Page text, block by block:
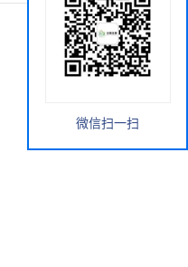
微信扫一扫